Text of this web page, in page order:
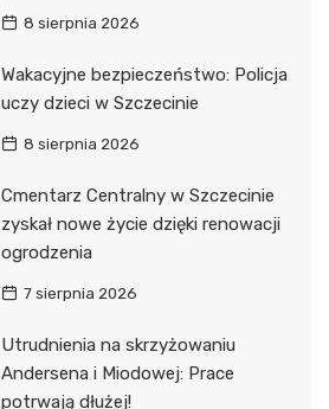
8 sierpnia 2026
Wakacyjne bezpieczeństwo: Policja
uczy dzieci w Szczecinie
8 sierpnia 2026
Cmentarz Centralny w Szczecinie
zyskał nowe życie dzięki renowacji
ogrodzenia
7 sierpnia 2026
Utrudnienia na skrzyżowaniu
Andersena i Miodowej: Prace
potrwają dłużej!